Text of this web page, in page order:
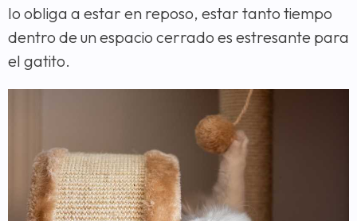
lo obliga a estar en reposo, estar tanto tiempo
dentro de un espacio cerrado es estresante para
el gatito.